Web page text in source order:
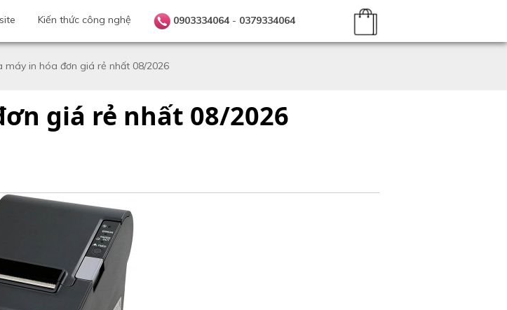
Kiến thức công nghệ 0903334064- 0379334064
máy in hóa đơn giá rẻ nhất 08/2026
giá rẻ nhất 08/2026